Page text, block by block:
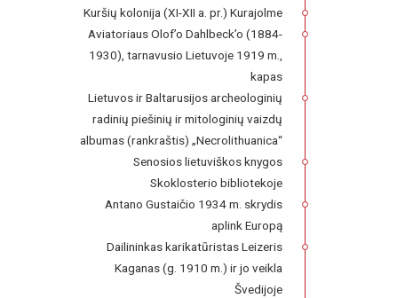
Kuršių kolonija (XI-XII a. pr.) Kurajolme
Aviatoriaus Olof’o Dahlbeck’o (1884-
1930), tarnavusio Lietuvoje 1919 m.,
kapas
Lietuvos ir Baltarusijos archeologinių
radinių piešinių ir mitologinių vaizdų
albumas (rankraštis) „Necrolithuanica“
Senosios lietuviškos knygos
Skoklosterio bibliotekoje
Antano Gustaičio 1934 m. skrydis
aplink Europą
Dailininkas karikatūristas Leizeris
Kaganas (g. 1910 m.) ir jo veikla
Švedijoje